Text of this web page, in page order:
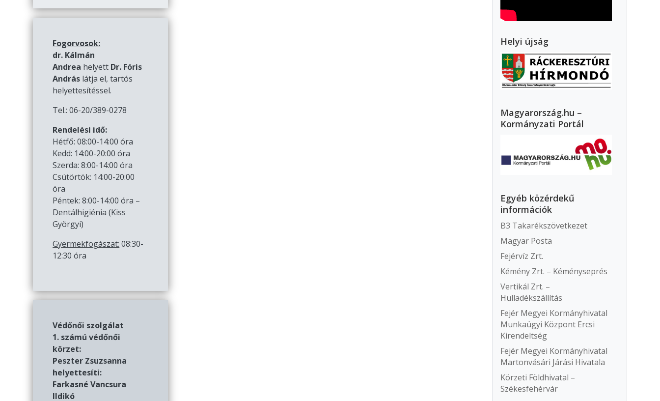
Fogorvosok:
dr. Kálmán
Andrea helyett Dr. Fóris
András látja el, tartós
helyettesítéssel.
Tel.: 06-20/389-0278
Rendelési idő:
Hétfő: 08:00-14:00 óra
Kedd: 14:00-20:00 óra
Szerda: 8:00-14:00 óra
Csütörtök: 14:00-20:00
óra
Péntek: 8:00-14:00 óra –
Dentálhigiénia (Kiss
Györgyi)
Gyermekfogászat: 08:30-
12:30 óra
Védőnői szolgálat
1. számú védőnői
körzet:
Peszter Zsuzsanna
helyettesíti:
Farkasné Vancsura
Ildikó
Helyi újság
Magyarország.hu –
Kormányzati Portál
Egyéb közérdekű
információk
B3 Takarékszövetkezet
Magyar Posta
Fejérvíz Zrt.
Kémény Zrt. – Kéményseprés
Vertikál Zrt. –
Hulladékszállítás
Fejér Megyei Kormányhivatal
Munkaügyi Központ Ercsi
Kirendeltség
Fejér Megyei Kormányhivatal
Martonvásári Járási Hivatala
Körzeti Földhivatal –
Székesfehérvár